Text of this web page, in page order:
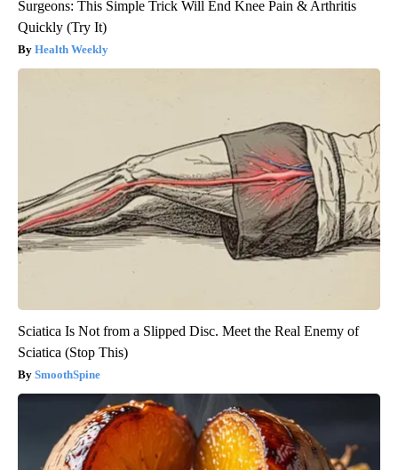
Surgeons: This Simple Trick Will End Knee Pain & Arthritis
Quickly (Try It)
Health Weekly
Sciatica Is Not from a Slipped Disc. Meet the Real Enemy of
Sciatica (Stop This)
SmoothSpine